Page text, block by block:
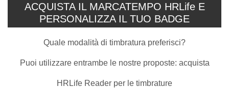
ACQUISTA IL MARCATEMPO HRLife E
PERSONALIZZA IL TUO BADGE
Quale modalità di timbratura preferisci?
Puoi utilizzare entrambe le nostre proposte: acquista
HRLife Reader per le timbrature